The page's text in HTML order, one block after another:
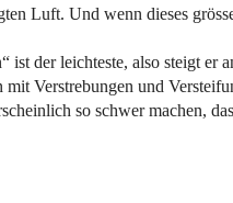
Luft. Und wenn dieses
ist der leichteste, also steigt er
mit Verstrebungen und
so schwer machen,